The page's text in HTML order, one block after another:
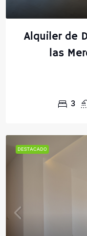
Alquiler de
las
3
DESTACADO